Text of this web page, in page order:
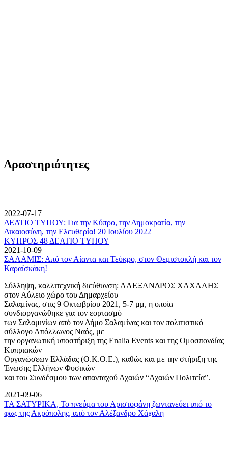
Δραστηριότητες
2022-07-17
ΔΕΛΤΙΟ ΤΥΠΟΥ: Για την Κύπρο, την Δημοκρατία, την
Δικαιοσύνη, την Ελευθερία! 20 Ιουλίου 2022
ΚΥΠΡΟΣ 48 ΔΕΛΤΙΟ ΤΥΠΟΥ
2021-10-09
ΣΑΛΑΜΙΣ: Από τον Αίαντα και Τεύκρο, στον Θεμιστοκλή και τον
Καραϊσκάκη!
Σύλληψη, καλλιτεχνική διεύθυνση: ΑΛΕΞΑΝΔΡΟΣ ΧΑΧΑΛΗΣ
στον Αύλειο χώρο του Δημαρχείου
Σαλαμίνας, στις 9 Οκτωβρίου 2021, 5-7 μμ, η οποία
συνδιοργανώθηκε για τον εορτασμό
των Σαλαμινίων από τον Δήμο Σαλαμίνας και τον πολιτιστικό
σύλλογο Απόλλωνος Ναός, με
την οργανωτική υποστήριξη της Enalia Events και της Ομοσπονδίας
Κυπριακών
Οργανώσεων Ελλάδας (Ο.Κ.Ο.Ε.), καθώς και με την στήριξη της
Ένωσης Ελλήνων Φυσικών
και του Συνδέσμου των απανταχού Αχαιών “Αχαιών Πολιτεία”.
2021-09-06
ΤΑ ΣΑΤΥΡΙΚΑ, Το πνεύμα του Αριστοφάνη ζωντανεύει υπό το
φως της Ακρόπολης, από τον Αλέξανδρο Χάχαλη